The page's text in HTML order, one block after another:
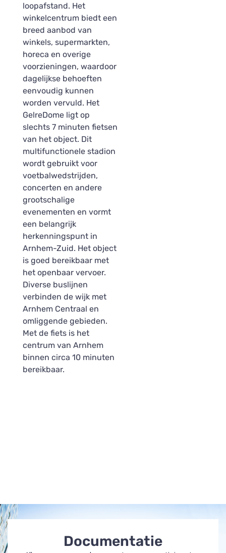
loopafstand. Het
winkelcentrum biedt een
breed aanbod van
winkels, supermarkten,
horeca en overige
voorzieningen, waardoor
dagelijkse behoeften
eenvoudig kunnen
worden vervuld. Het
GelreDome ligt op
slechts 7 minuten fietsen
van het object. Dit
multifunctionele stadion
wordt gebruikt voor
voetbalwedstrijden,
concerten en andere
grootschalige
evenementen en vormt
een belangrijk
herkenningspunt in
Arnhem-Zuid. Het object
is goed bereikbaar met
het openbaar vervoer.
Diverse buslijnen
verbinden de wijk met
Arnhem Centraal en
omliggende gebieden.
Met de fiets is het
centrum van Arnhem
binnen circa 10 minuten
bereikbaar.
Documentatie